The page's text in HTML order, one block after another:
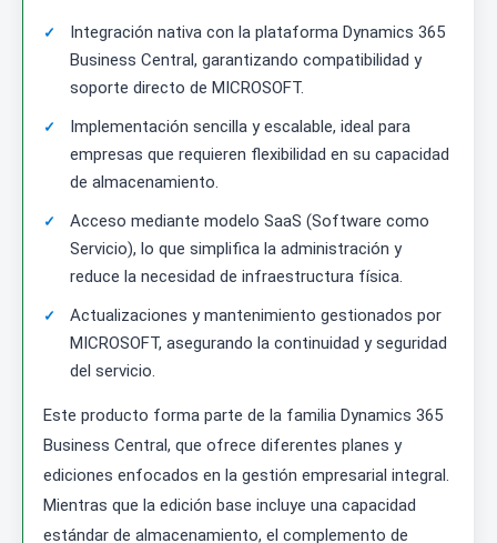
Integración nativa con la plataforma Dynamics 365
Business Central, garantizando compatibilidad y
soporte directo de MICROSOFT.
Implementación sencilla y escalable, ideal para
empresas que requieren flexibilidad en su capacidad
de almacenamiento.
Acceso mediante modelo SaaS (Software como
Servicio), lo que simplifica la administración y
reduce la necesidad de infraestructura física.
Actualizaciones y mantenimiento gestionados por
MICROSOFT, asegurando la continuidad y seguridad
del servicio.
Este producto forma parte de la familia Dynamics 365
Business Central, que ofrece diferentes planes y
ediciones enfocados en la gestión empresarial integral.
Mientras que la edición base incluye una capacidad
estándar de almacenamiento, el complemento de